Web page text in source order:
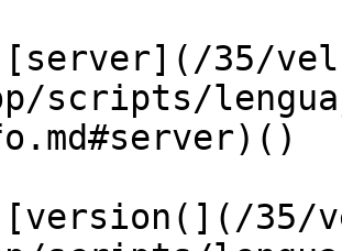
35/
scripts/
35/